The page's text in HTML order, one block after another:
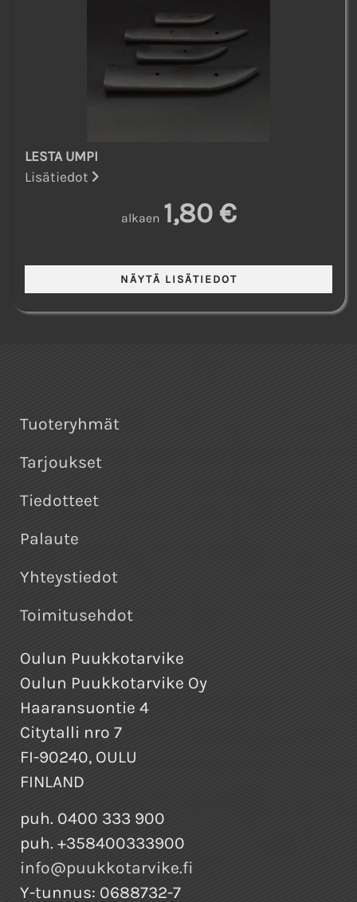
LESTA UMPI
Lisätiedot
alkaen 1,80 €
Tuoteryhmät
Tarjoukset
Tiedotteet
Palaute
Yhteystiedot
Toimitusehdot
Oulun Puukkotarvike
Oulun Puukkotarvike Oy
Haaransuontie 4
Citytalli nro 7
FI-90240, OULU
FINLAND
puh. 0400 333 900
puh. +358400333900
info@puukkotarvike.fi
Y-tunnus: 0688732-7